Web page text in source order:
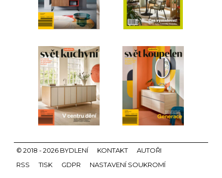
© 2018 - 2026 BYDLENÍ KONTAKT
AUTOŘI
RSS
TISK GDPR NASTAVENÍ SOUKROMÍ